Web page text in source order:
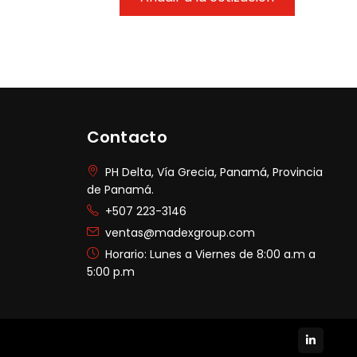
Contacto
PH Delta, Vía Grecia, Panamá, Provincia
de Panamá.
+507 223-3146
ventas@madexgroup.com
Horario: Lunes a Viernes de 8:00 a.m a
5:00 p.m